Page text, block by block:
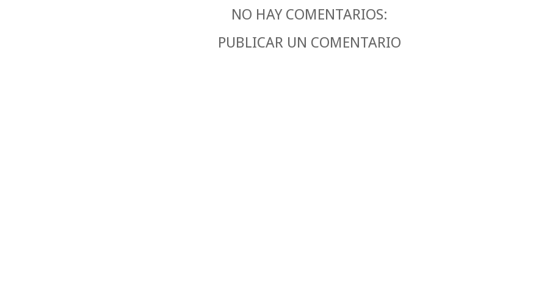
NO HAY COMENTARIOS:
PUBLICAR UN COMENTARIO